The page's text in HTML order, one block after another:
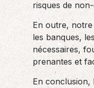
risques de
En outre,
les banques,
nécessaires,
prenantes et
En conclusion,